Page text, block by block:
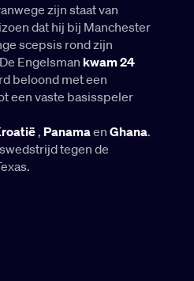
zijn staat van
dat hij bij Manchester
scepsis rond zijn
Engelsman kwam 24
beloond met een
een vaste basisspeler
, Panamaen Ghana.
tegen de